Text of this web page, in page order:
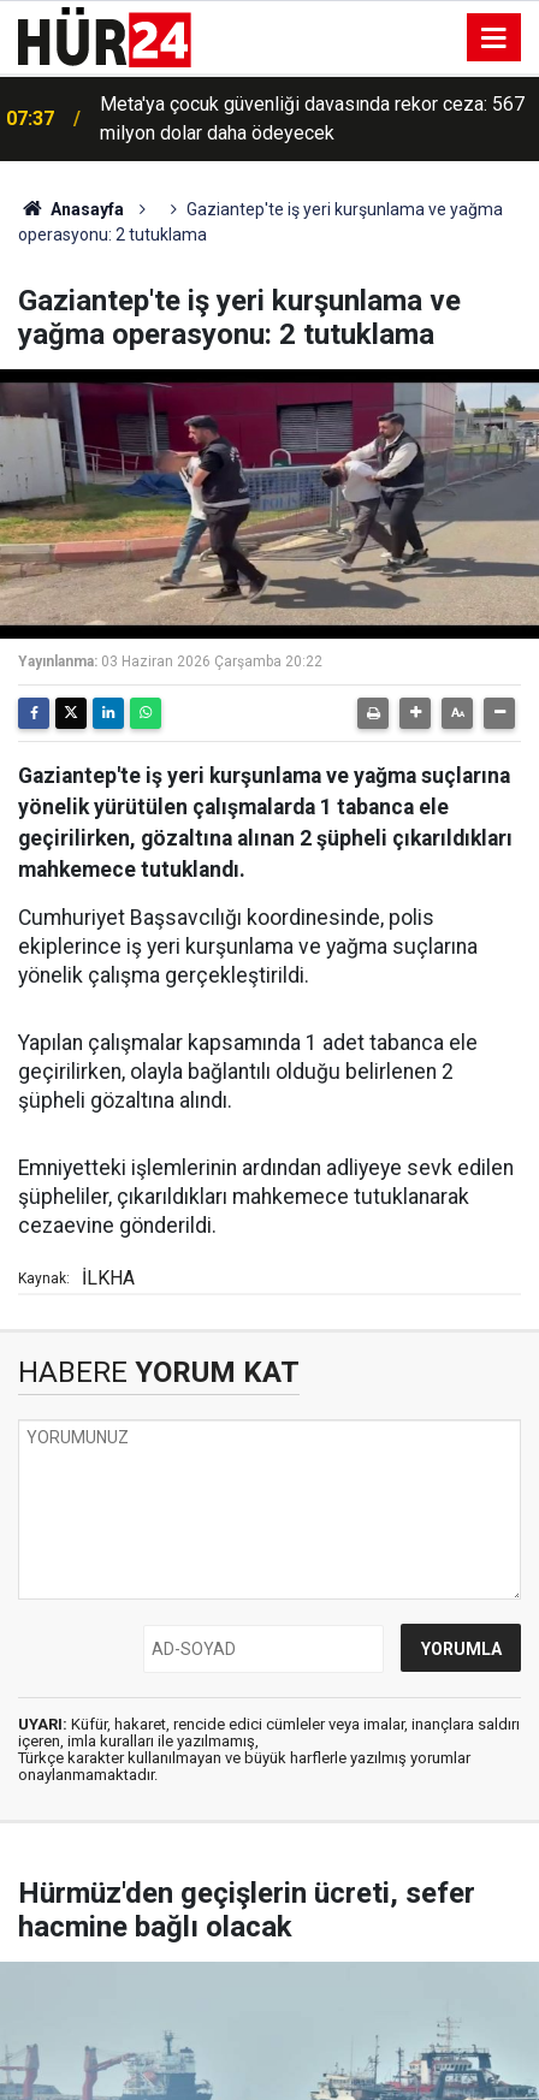
07:37
Meta'ya çocuk güvenliği davasında rekor ceza: 567
milyon dolar daha ödeyecek
Anasayfa
Gaziantep'te iş yeri kurşunlama ve yağma
operasyonu: 2 tutuklama
Gaziantep'te iş yeri kurşunlama ve
yağma operasyonu: 2 tutuklama
Yayınlanma: 03 Haziran 2026 Çarşamba 20:22
Gaziantep'te iş yeri kurşunlama ve yağma suçlarına
yönelik yürütülen çalışmalarda 1 tabanca ele
geçirilirken, gözaltına alınan 2 şüpheli çıkarıldıkları
mahkemece tutuklandı.
Cumhuriyet Başsavcılığı koordinesinde, polis
ekiplerince iş yeri kurşunlama ve yağma suçlarına
yönelik çalışma gerçekleştirildi.
Yapılan çalışmalar kapsamında 1 adet tabanca ele
geçirilirken, olayla bağlantılı olduğu belirlenen 2
şüpheli gözaltına alındı.
Emniyetteki işlemlerinin ardından adliyeye sevk edilen
şüpheliler, çıkarıldıkları mahkemece tutuklanarak
cezaevine gönderildi.
Kaynak: İLKHA
HABERE YORUM KAT
UYARI: Küfür, hakaret, rencide edici cümleler veya imalar, inançlara saldırı
içeren, imla kuralları ile yazılmamış,
Türkçe karakter kullanılmayan ve büyük harflerle yazılmış yorumlar
onaylanmamaktadır.
Hürmüz'den geçişlerin ücreti, sefer
hacmine bağlı olacak